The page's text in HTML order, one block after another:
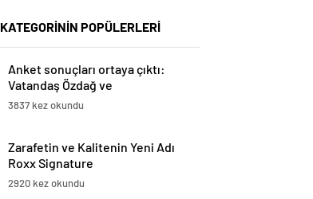
KATEGORİNİN POPÜLERLERİ
Anket sonuçları ortaya çıktı:
Vatandaş Özdağ ve
İmamoğlu’nun tutuklanmasını
3837 kez okundu
Zarafetin ve Kalitenin Yeni Adı
Roxx Signature
2920 kez okundu